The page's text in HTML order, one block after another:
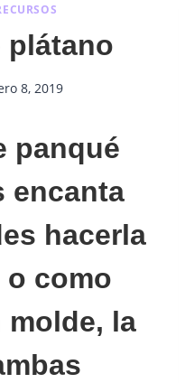
plátano
8, 2019
panqué
encanta
hacerla
o como
la